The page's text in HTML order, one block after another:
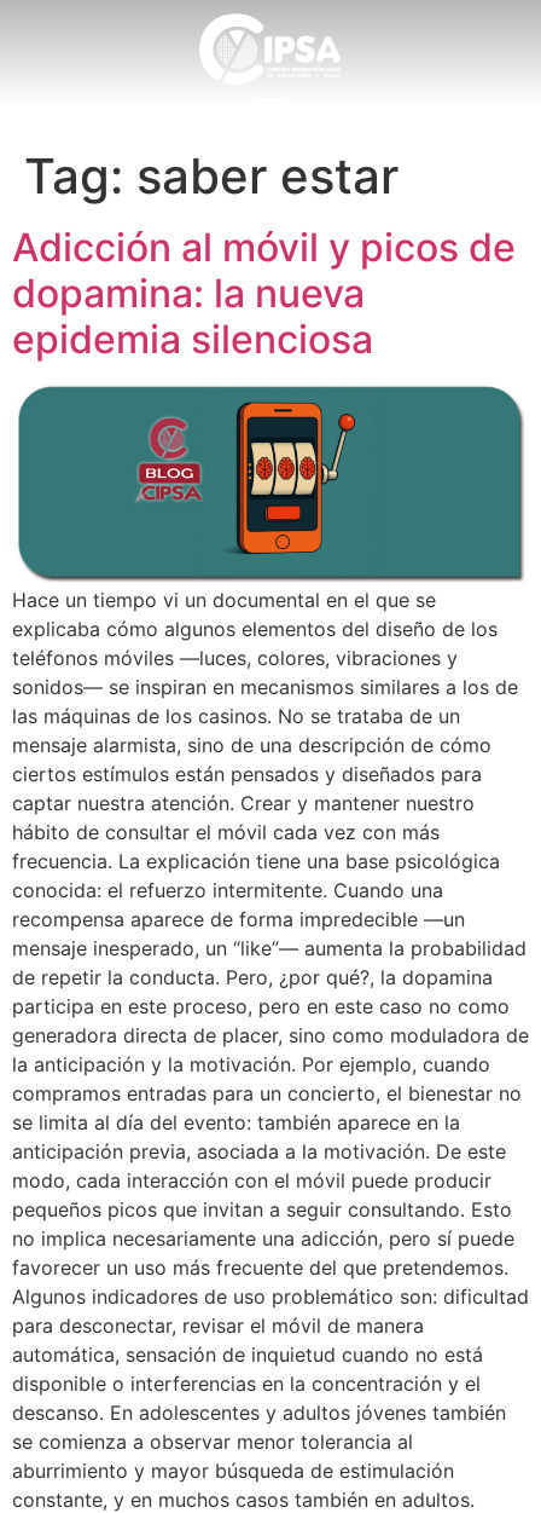
Tag: saber estar
Adicción al móvil y picos de
dopamina: la nueva
epidemia silenciosa
Hace un tiempo vi un documental en el que se
explicaba cómo algunos elementos del diseño de los
teléfonos móviles —luces, colores, vibraciones y
sonidos— se inspiran en mecanismos similares a los de
las máquinas de los casinos. No se trataba de un
mensaje alarmista, sino de una descripción de cómo
ciertos estímulos están pensados y diseñados para
captar nuestra atención. Crear y mantener nuestro
hábito de consultar el móvil cada vez con más
frecuencia. La explicación tiene una base psicológica
conocida: el refuerzo intermitente. Cuando una
recompensa aparece de forma impredecible —un
mensaje inesperado, un “like”— aumenta la probabilidad
de repetir la conducta. Pero, ¿por qué?, la dopamina
participa en este proceso, pero en este caso no como
generadora directa de placer, sino como moduladora de
la anticipación y la motivación. Por ejemplo, cuando
compramos entradas para un concierto, el bienestar no
se limita al día del evento: también aparece en la
anticipación previa, asociada a la motivación. De este
modo, cada interacción con el móvil puede producir
pequeños picos que invitan a seguir consultando. Esto
no implica necesariamente una adicción, pero sí puede
favorecer un uso más frecuente del que pretendemos.
Algunos indicadores de uso problemático son: dificultad
para desconectar, revisar el móvil de manera
automática, sensación de inquietud cuando no está
disponible o interferencias en la concentración y el
descanso. En adolescentes y adultos jóvenes también
se comienza a observar menor tolerancia al
aburrimiento y mayor búsqueda de estimulación
constante, y en muchos casos también en adultos.